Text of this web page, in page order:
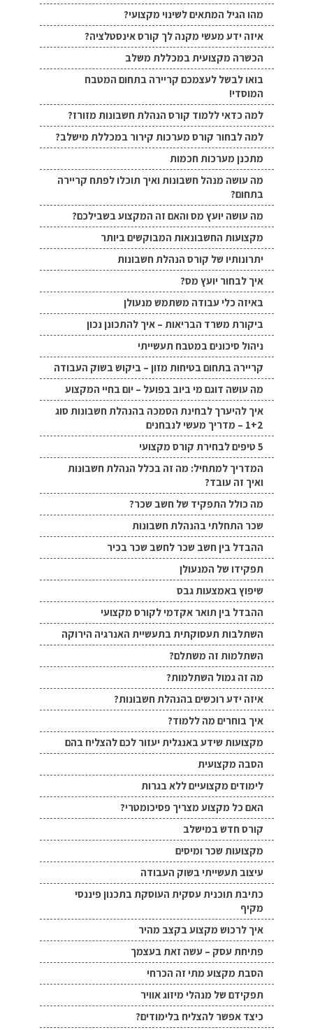
מהו הגיל המתאים לשינוי מקצועי?
איזה ידע מעשי מקנה לך קורס אינסטלציה?
הכשרה מקצועית במכללת משלב
בואו לבשל לעצמכם קריירה בתחום המטבח
המוסדי!
למה כדאי ללמוד קורס הנהלת חשבונות מזורז?
למה לבחור קורס מערכות קירור במכללת מישלב?
מתכנן מערכות חכמות
מה עושה מנהל חשבונות ואיך תוכלו לפתח קריירה
בתחום?
מה עושה יועץ מס והאם זה המקצוע בשבילכם?
מקצועות החשבונאות המבוקשים ביותר
יתרונותיו של קורס הנהלת חשבונות
איך לבחור יועץ מס?
באיזה כלי עבודה משתמש מנעולן
ביקורת משרד הבריאות – איך להתכונן נכון
ניהול סיכונים במטבח תעשייתי
קריירה בתחום בטיחות מזון – ביקוש בשוק העבודה
מה עושה דוגם מי ביוב בפועל – יום בחיי המקצוע
איך להיערך לבחינת הסמכה בהנהלת חשבונות סוג
1+2 – מדריך מעשי לנבחנים
5 טיפים לבחירת קורס מקצועי
המדריך למתחיל: מה זה בכלל הנהלת חשבונות
ואיך זה עובד?
מה כולל התפקיד של חשב שכר?
שכר התחלתי בהנהלת חשבונות
ההבדל בין חשב שכר לחשב שכר בכיר
תפקידו של המנעולן
שיפוץ באמצעות גבס
ההבדל בין תואר אקדמי לקורס מקצועי
השתלבות תעסוקתית בתעשיית האנרגיה הירוקה
השתלמות זה משתלם?
מה זה גמול השתלמות?
איזה ידע רוכשים בהנהלת חשבונות?
איך בוחרים מה ללמוד?
מקצועות שידע באנגלית יעזור לכם להצליח בהם
הסבה מקצועית
לימודים מקצועיים ללא בגרות
האם כל מקצוע מצריך פסיכומטרי?
קורס חדש במישלב
מקצועות שכר ומיסים
עיצוב תעשייתי בשוק העבודה
כתיבת תוכנית עסקית העוסקת בתכנון פיננסי
מקיף
איך לרכוש מקצוע בקצב מהיר
פתיחת עסק – עשה זאת בעצמך
הסבת מקצוע מתי זה הכרחי
תפקידם של מנהלי מיזוג אוויר
כיצד אפשר להצליח בלימודים?